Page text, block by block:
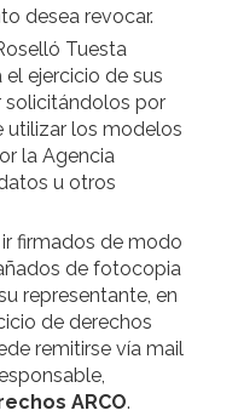
desea revocar.
Tuesta
ejercicio de sus
solicitándolos por
utilizar los modelos
la Agencia
u otros
firmados de modo
de fotocopia
representante, en
de derechos
remitirse vía mail
ARCO.